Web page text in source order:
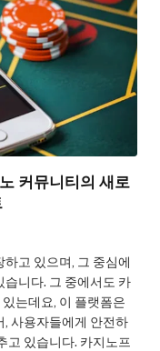
커뮤니티의 새로
고 있으며, 그 중심에
니다. 그 중에서도 카
는데요, 이 플랫폼은
, 사용자들에게 안전하
고 있습니다. 카지노프